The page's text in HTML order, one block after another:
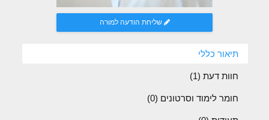
שליחת הודעה למורה
תיאור כללי
חוות דעת (1
)
חומר לימוד וסרטונים (0)